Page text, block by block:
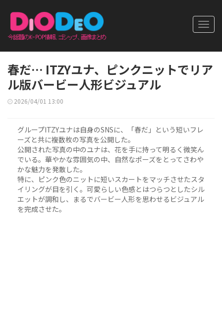
春だ… ITZYユナ、ピンクニットでリア
ル版バービー人形ビジュアル
2026/04/01 13:00
グループITZYユナは自身のSNSに、「春だ」という短いフレ
ーズと共に複数枚の写真を公開した。
公開された写真の中のユナは、花を手に持って明るく微笑ん
でいる。華やかな雰囲気の中、自然なポーズをとってさわや
かな魅力を発散した。
特に、ピンク色のニットに短いスカートをマッチさせたスタ
イリングが目を引く。可愛らしい色感とはつらつとしたシル
エットが調和し、まるでバービー人形を思わせるビジュアル
を完成させた。